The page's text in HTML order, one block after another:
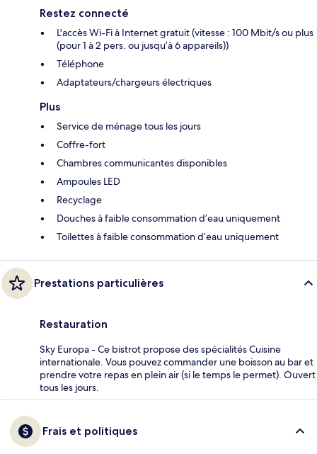
Restez connecté
L'accès Wi-Fi à Internet gratuit (vitesse : 100 Mbit/s ou plus
(pour 1 à 2 pers. ou jusqu’à 6 appareils))
Téléphone
Adaptateurs/chargeurs électriques
Plus
Service de ménage tous les jours
Coffre-fort
Chambres communicantes disponibles
Ampoules LED
Recyclage
Douches à faible consommation d’eau uniquement
Toilettes à faible consommation d’eau uniquement
Prestations particulières
Restauration
Sky Europa - Ce bistrot propose des spécialités Cuisine
internationale. Vous pouvez commander une boisson au bar et
prendre votre repas en plein air (si le temps le permet). Ouvert
tous les jours.
Frais et politiques